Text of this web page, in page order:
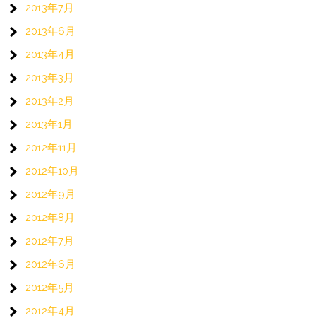
2013年7月
2013年6月
2013年4月
2013年3月
2013年2月
2013年1月
2012年11月
2012年10月
2012年9月
2012年8月
2012年7月
2012年6月
2012年5月
2012年4月